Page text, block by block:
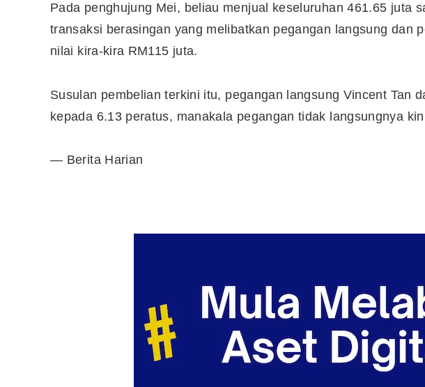
Pada penghujung Mei, beliau menjual keseluruhan 461.65 juta
transaksi berasingan yang melibatkan pegangan langsung dan
nilai kira-kira RM115 juta.
Susulan pembelian terkini itu, pegangan langsung Vincent Tan
kepada 6.13 peratus, manakala pegangan tidak langsungnya
— Berita Harian